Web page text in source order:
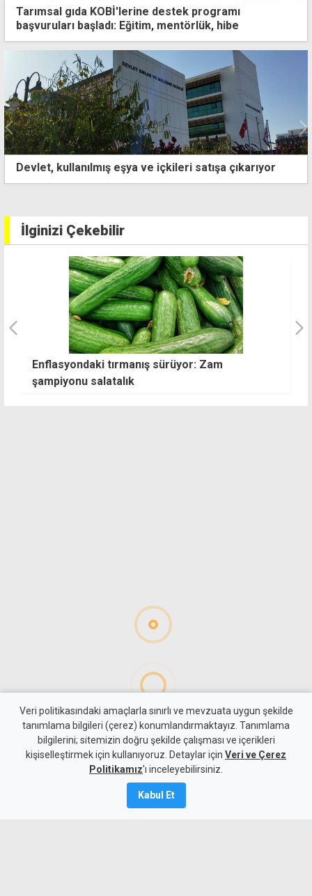
Tarımsal gıda KOBİ'lerine destek programı
başvuruları başladı: Eğitim, mentörlük, hibe
Ercan Havalimanı'ndan Maliye'ye 393 milyon TL'lik
ciro payı
İlginizi Çekebilir
Enflasyondaki tırmanış sürüyor: Zam
şampiyonu salatalık
Para Ekonomi
4 kişilik ailenin karnını
doyurmasının günlük bedeli:
Veri politikasındaki amaçlarla sınırlı ve mevzuata uygun şekilde
tanımlama bilgileri (çerez) konumlandırmaktayız. Tanımlama
bilgilerini; sitemizin doğru şekilde çalışması ve içerikleri
kişiselleştirmek için kullanıyoruz. Detaylar için Veri ve Çerez
Politikamız'ı inceleyebilirsiniz.
Kabul Et